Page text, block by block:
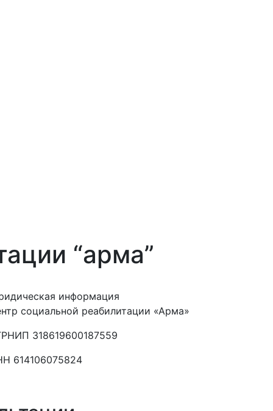
“арма”
информация
социальной реабилитации «Арма»
318619600187559
614106075824